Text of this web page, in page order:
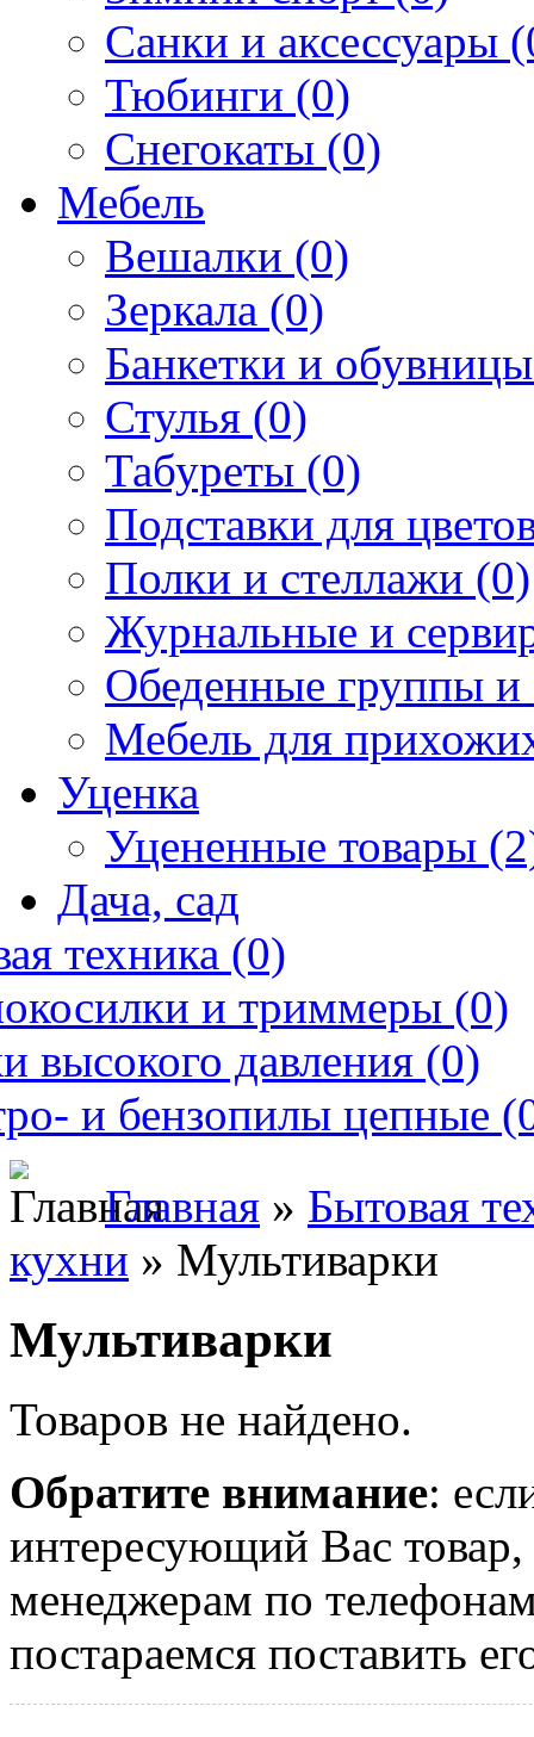
Санки и аксессуары
Тюбинги (0)
Снегокаты (0)
Мебель
Вешалки (0)
Зеркала (0)
Банкетки и
Стулья (0)
Табуреты (0)
Подставки для
Полки и стеллажи (0)
Журнальные и
Обеденные группы и
Мебель для
Уценка
Уцененные товары
Дача, сад
техника (0)
и триммеры (0)
высокого давления (0)
и бензопилы цепные
Главная » Бытовая
кухни » Мультиварки
Мультиварки
Товаров не найдено.
Обратите внимание:
интересующий Вас
менеджерам по
постараемся поставить